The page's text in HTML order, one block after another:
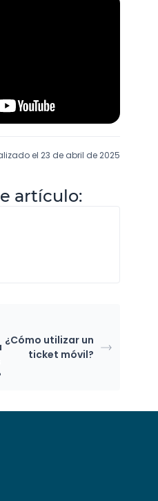
el 23 de abril de 2025
artículo:
¿Cómo utilizar un
ticket móvil?